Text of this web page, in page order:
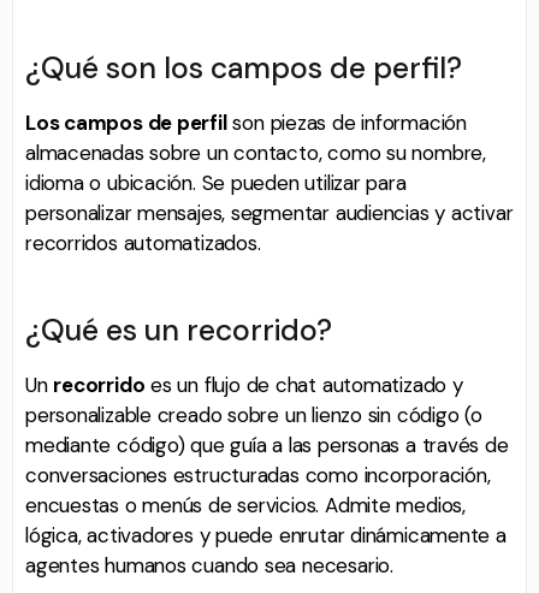
¿Qué son los campos de perfil?
Los campos de perfilson piezas de información
almacenadas sobre un contacto, como su nombre,
idioma o ubicación. Se pueden utilizar para
personalizar mensajes, segmentar audiencias y activar
recorridos automatizados.
¿Qué es un recorrido?
Un recorrido es un flujo de chat automatizado y
personalizable creado sobre un lienzo sin código (o
mediante código) que guía a las personas a través de
conversaciones estructuradas como incorporación,
encuestas o menús de servicios. Admite medios,
lógica, activadores y puede enrutar dinámicamente a
agentes humanos cuando sea necesario.